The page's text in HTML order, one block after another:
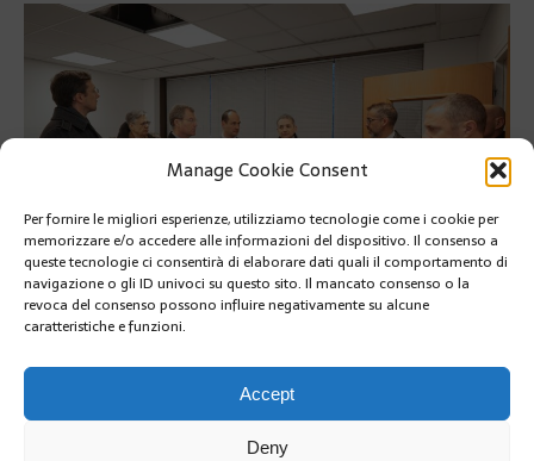
Manage Cookie Consent
Per fornire le migliori esperienze, utilizziamo tecnologie come i cookie per
memorizzare e/o accedere alle informazioni del dispositivo. Il consenso a
queste tecnologie ci consentirà di elaborare dati quali il comportamento di
navigazione o gli ID univoci su questo sito. Il mancato consenso o la
revoca del consenso possono influire negativamente su alcune
caratteristiche e funzioni.
Accept
Deny